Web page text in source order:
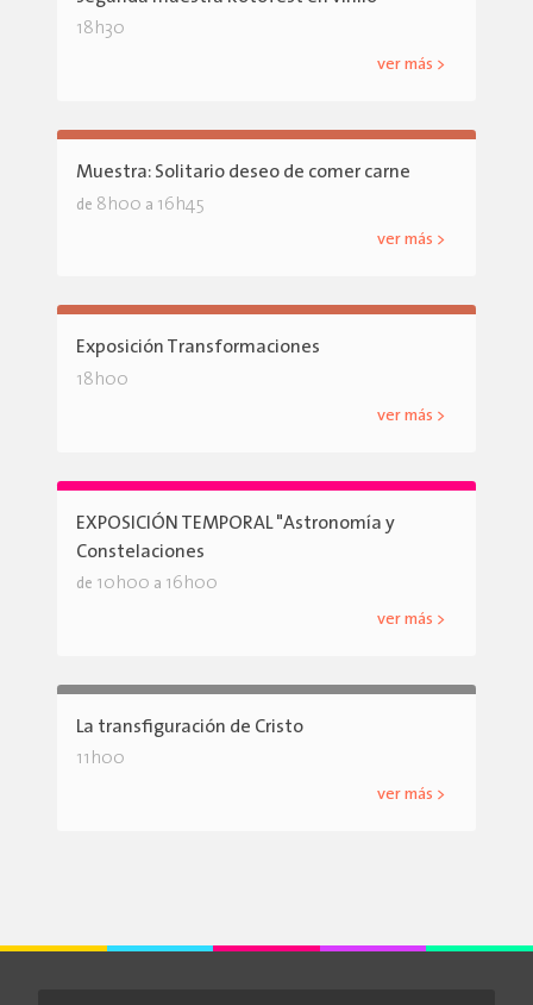
18h30
ver más >
Muestra: Solitario deseo de comer carne
de 8h00 a 16h45
ver más >
Exposición Transformaciones
18h00
ver más >
EXPOSICIÓN TEMPORAL "Astronomía y
Constelaciones
de 10h00 a 16h00
ver más >
La transfiguración de Cristo
11h00
ver más >